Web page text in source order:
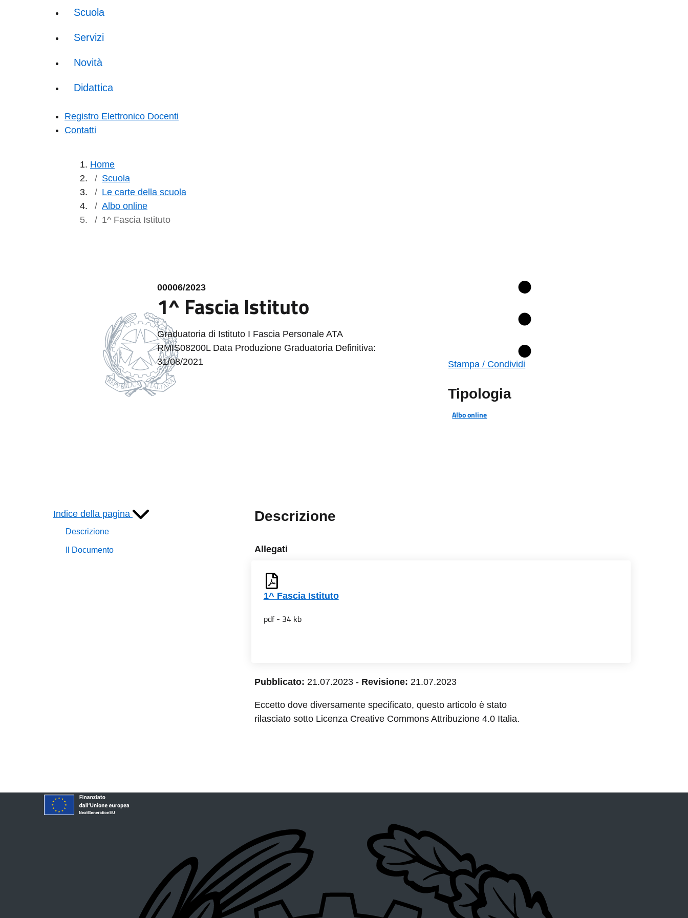
Scuola
Servizi
Novità
Didattica
Registro Elettronico Docenti
Contatti
Home
Scuola
Le carte della scuola
Albo online
1^ Fascia Istituto
00006/2023
1^ Fascia Istituto
Graduatoria di Istituto I Fascia Personale ATA
RMIS08200L Data Produzione Graduatoria Definitiva:
31/08/2021
Stampa / Condividi
Tipologia
Albo online
Indice della pagina
Descrizione
Il Documento
Descrizione
Allegati
1^ Fascia Istituto
pdf - 34 kb
Pubblicato: 21.07.2023 - Revisione: 21.07.2023
Eccetto dove diversamente specificato, questo articolo è stato
rilasciato sotto Licenza Creative Commons Attribuzione 4.0 Italia.